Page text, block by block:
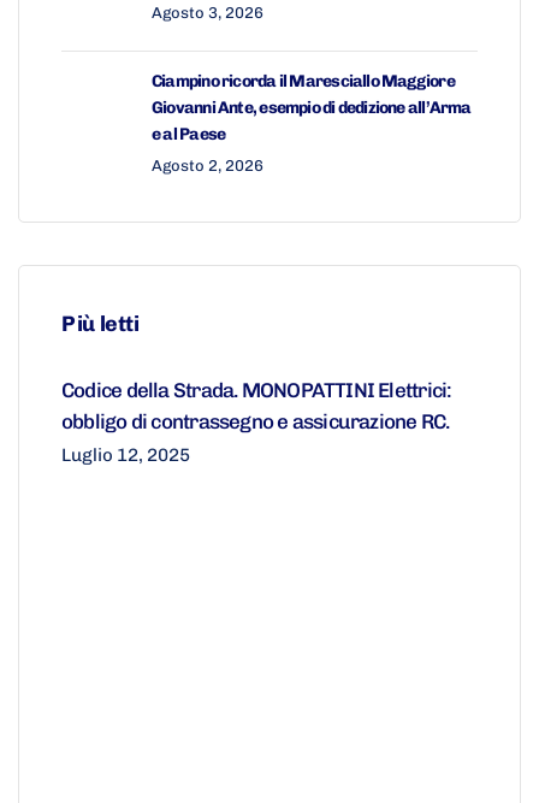
Agosto 3, 2026
Ciampino ricorda il Maresciallo Maggiore
Giovanni Ante, esempio di dedizione all’Arma
e al Paese
Agosto 2, 2026
Più letti
Codice della Strada. MONOPATTINI Elettrici:
obbligo di contrassegno e assicurazione RC.
Luglio 12, 2025